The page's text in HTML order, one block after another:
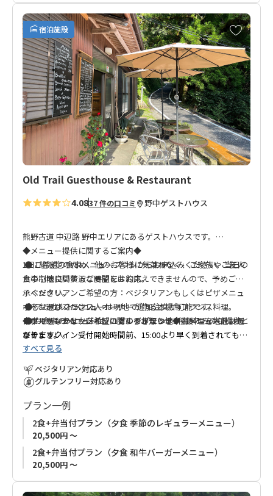
日曽原王子と継桜王子の中間に位置し、熊野古道からのアクセ
スも良く、ご宿泊日当日、翌日両方の拠点にオススメのお宿で
す。
宿泊施設
お
気
に
入
り
に
追
加
Old Trail Guesthouse & Restaurant
4.0837 件の口コミ 野中ゲストハウス
熊野古道 中辺路 野中エリアにあるゲストハウスです。
1日1組限定のため、他のお客様に気兼ねなく、ご家族やご友人
との心地良い贅沢な時間をお約束。
ポイントはフランス人オーナーが作る本場南フランス料理。
日本でもなかなか味わうことのできない地中海料理を堪能いた
だけます。
敷地内にはカフェも併設しており、アラカルトも充実。
自然の中で当宿独自の和と洋をお楽しみください。
◆メニュー提供に関するご案内◆
● ご希望の食事メニュープランからお申込みください。当日の
食事制限に関するご要望にはお応えできませんので、予めご了
承ください。
● アラカルトメニューは現地で追加注文が可能です。
● お食事のメニューは、1グループにつき1種類のみのご提供と
なります。
● ご予約確定後、またはチェックイン中は、食材の追加や削
除、料理の構成の一部変更、メニューの変更はできません。
ベジタリアンご希望の方：ベジタリアンもしくはピザメニュ
ーをお選びください。
グルテンフリーご希望の方：グルテンフリーメニューをお選
びください。
季節のメニューもしくは和牛バーガーメニューは食事制限に
対応できません。
◆アーリーチェックインに関するお知らせ◆
※チェックイン受付開始時間前、15:00より早く到着されてもチ
ェックインすることはできません。
◆ご予約後の変更・対応について◆
ご予約確定後は、メニューの変更や食事制限への対応は一切お
受けできません。サービス時間（夕食、朝食、お弁当）につき
ましては、サービス時間の変更、またはお持ち帰り注文（朝
食・昼食）の準備時間の変更が必要な場合は、現地にて[1名様
につき]2,000円の追加料金を申し受けます。
早めの出発や06:45より前のチェックアウトのリクエストには対
すべて見る
ベジタリアン対応あり
グルテンフリー対応あり
プラン一例
2食+弁当付プラン（夕食 季節のレギュラーメニュー）
20,500円 ～
2食+弁当付プラン（夕食 和牛バーガーメニュー）
20,500円 ～